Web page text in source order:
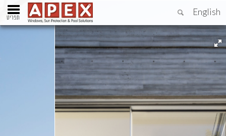
English
תפריט